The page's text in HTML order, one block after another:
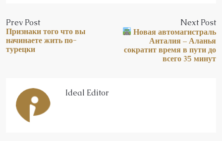
Prev Post
Признаки того что вы
начинаете жить по-
турецки
Next Post
Новая автомагистраль
Анталия – Аланья
сократит время в пути до
всего 35 минут
Ideal Editor